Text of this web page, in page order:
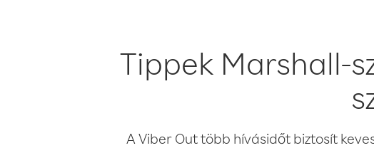
Tippek Marshall-
A Viber Out több hívásidőt biztosít